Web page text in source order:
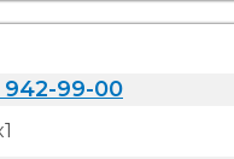
942-99-00